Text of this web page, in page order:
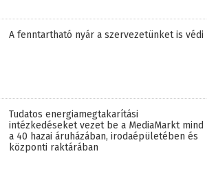
A fenntartható nyár a szervezetünket is védi
Tudatos energiamegtakarítási
intézkedéseket vezet be a MediaMarkt mind
a 40 hazai áruházában, irodaépületében és
központi raktárában